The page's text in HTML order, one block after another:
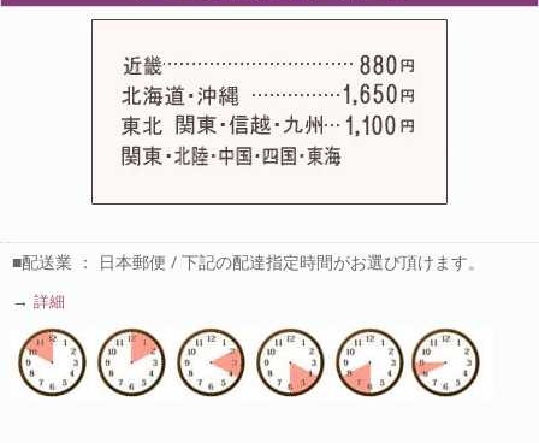
■配送業 ： 日本郵便 / 下記の配達指定時間がお選び頂けます。
→ 詳細